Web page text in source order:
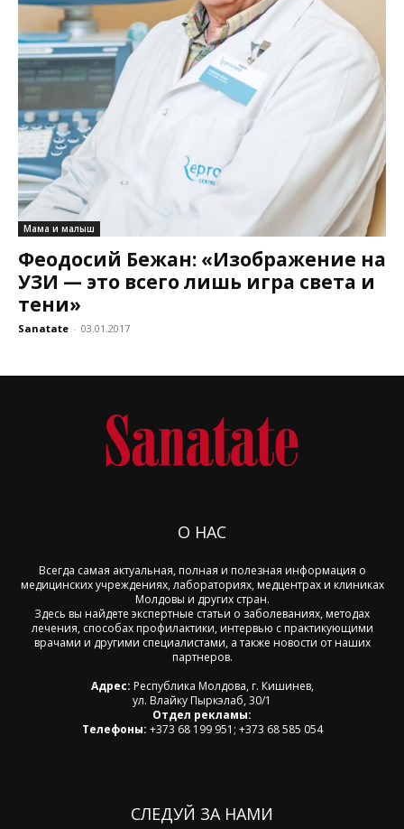
Мама и малыш
Феодосий Бежан: «Изображение на
УЗИ — это всего лишь игра света и
тени»
Sanatate - 03.01.2017
О НАС
Всегда самая актуальная, полная и полезная информация о
медицинских учреждениях, лабораториях, медцентрах и клиниках
Молдовы и других стран.
Здесь вы найдете экспертные статьи о заболеваниях, методах
лечения, способах профилактики, интервью с практикующими
врачами и другими специалистами, а также новости от наших
партнеров.
Адрес: Республика Молдова, г. Кишинев,
ул. Влайку Пыркэлаб, 30/1
Отдел рекламы:
Телефоны: +373 68 199 951; +373 68 585 054
СЛЕДУЙ ЗА НАМИ